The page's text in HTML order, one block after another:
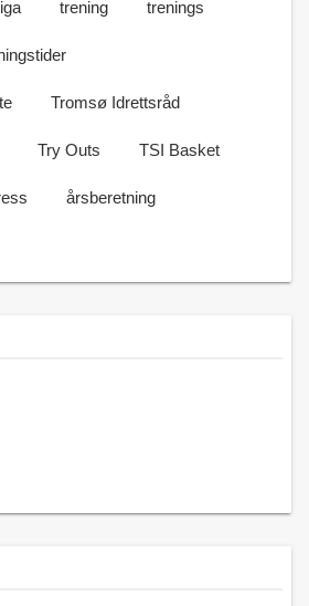
trening trenings
Tromsø Idrettsråd
Try Outs TSI Basket
årsberetning